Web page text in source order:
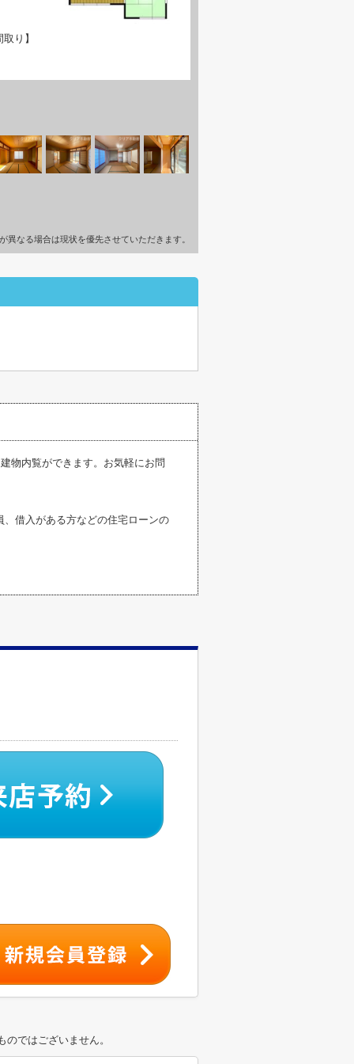
り】
なる場合は現状を優先させていただきます。
物内覧ができます。お気軽にお問
借入がある方などの住宅ローンの
ではございません。